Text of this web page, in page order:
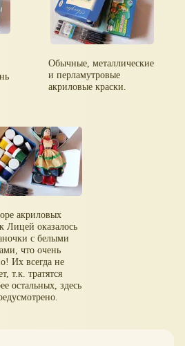
Обычные, металлические
и перламутровые
акриловые краски.
акриловых
Лицей оказалось
с белыми
что очень
Их всегда не
т.к. тратятся
остальных, здесь